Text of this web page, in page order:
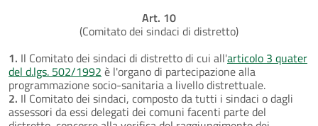
Art. 10
(Comitato dei sindaci di distretto)
1. Il Comitato dei sindaci di distretto di cui all'articolo 3 quater
del d.lgs. 502/1992 è l'organo di partecipazione alla
programmazione socio-sanitaria a livello distrettuale.
2. Il Comitato dei sindaci, composto da tutti i sindaci o dagli
assessori da essi delegati dei comuni facenti parte del